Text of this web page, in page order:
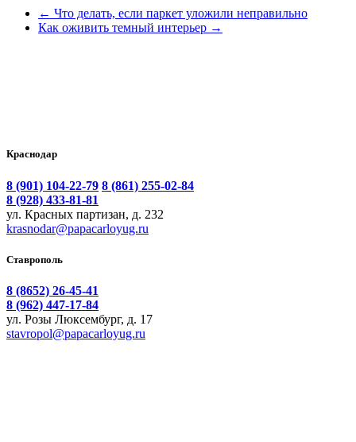
← Что делать, если паркет уложили неправильно
Как оживить темный интерьер →
Краснодар
8 (901) 104-22-79 8 (861) 255-02-84
8 (928) 433-81-81
ул. Красных партизан, д. 232
krasnodar@papacarloyug.ru
Ставрополь
8 (8652) 26-45-41
8 (962) 447-17-84
ул. Розы Люксембург, д. 17
stavropol@papacarloyug.ru